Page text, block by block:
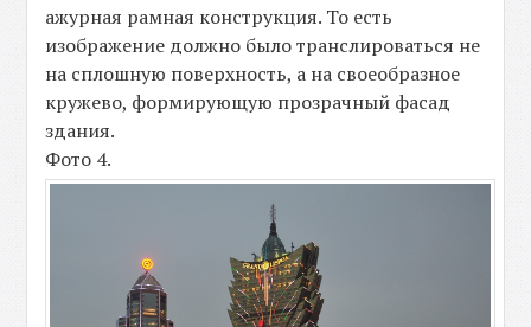
ажурная рамная конструкция. То есть
изображение должно было транслироваться не
на сплошную поверхность, а на своеобразное
кружево, формирующую прозрачный фасад
здания.
Фото 4.